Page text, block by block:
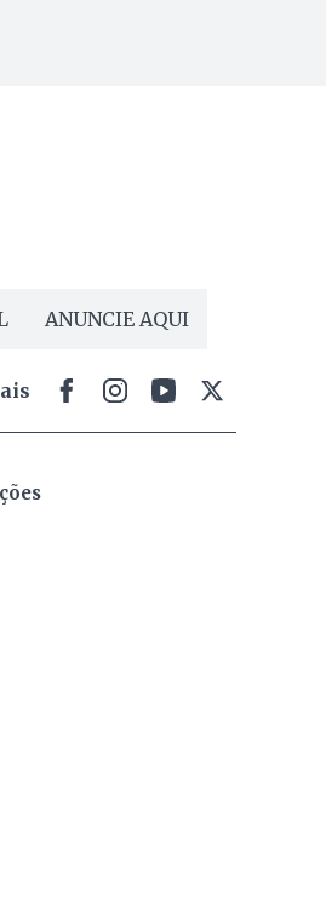
ANUNCIE AQUI